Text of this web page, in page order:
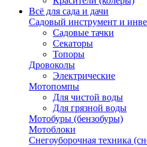
Всё для сада и дачи
Садовый инструмент и
Садовые тачки
Секаторы
Топоры
Дровоколы
Электрические
Мотопомпы
Для чистой воды
Для грязной воды
Мотобуры (бензобуры)
Мотоблоки
Снегоуборочная техника